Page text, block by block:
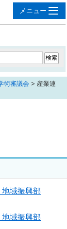
術審議会 > 産業連
域振興部
域振興部